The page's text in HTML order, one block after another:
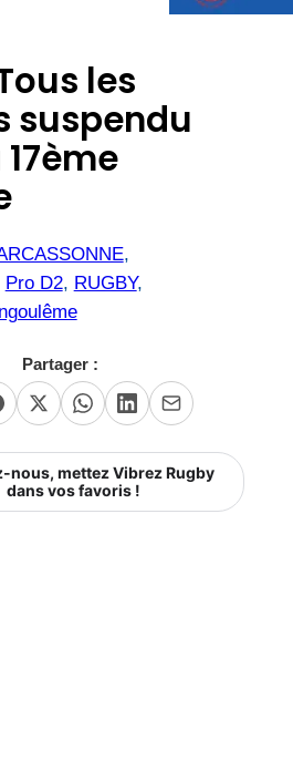
les
suspendu
Pro D2, RUGBY
Partager :
nous, mettez Vibrez Rugby
dans vos favoris !